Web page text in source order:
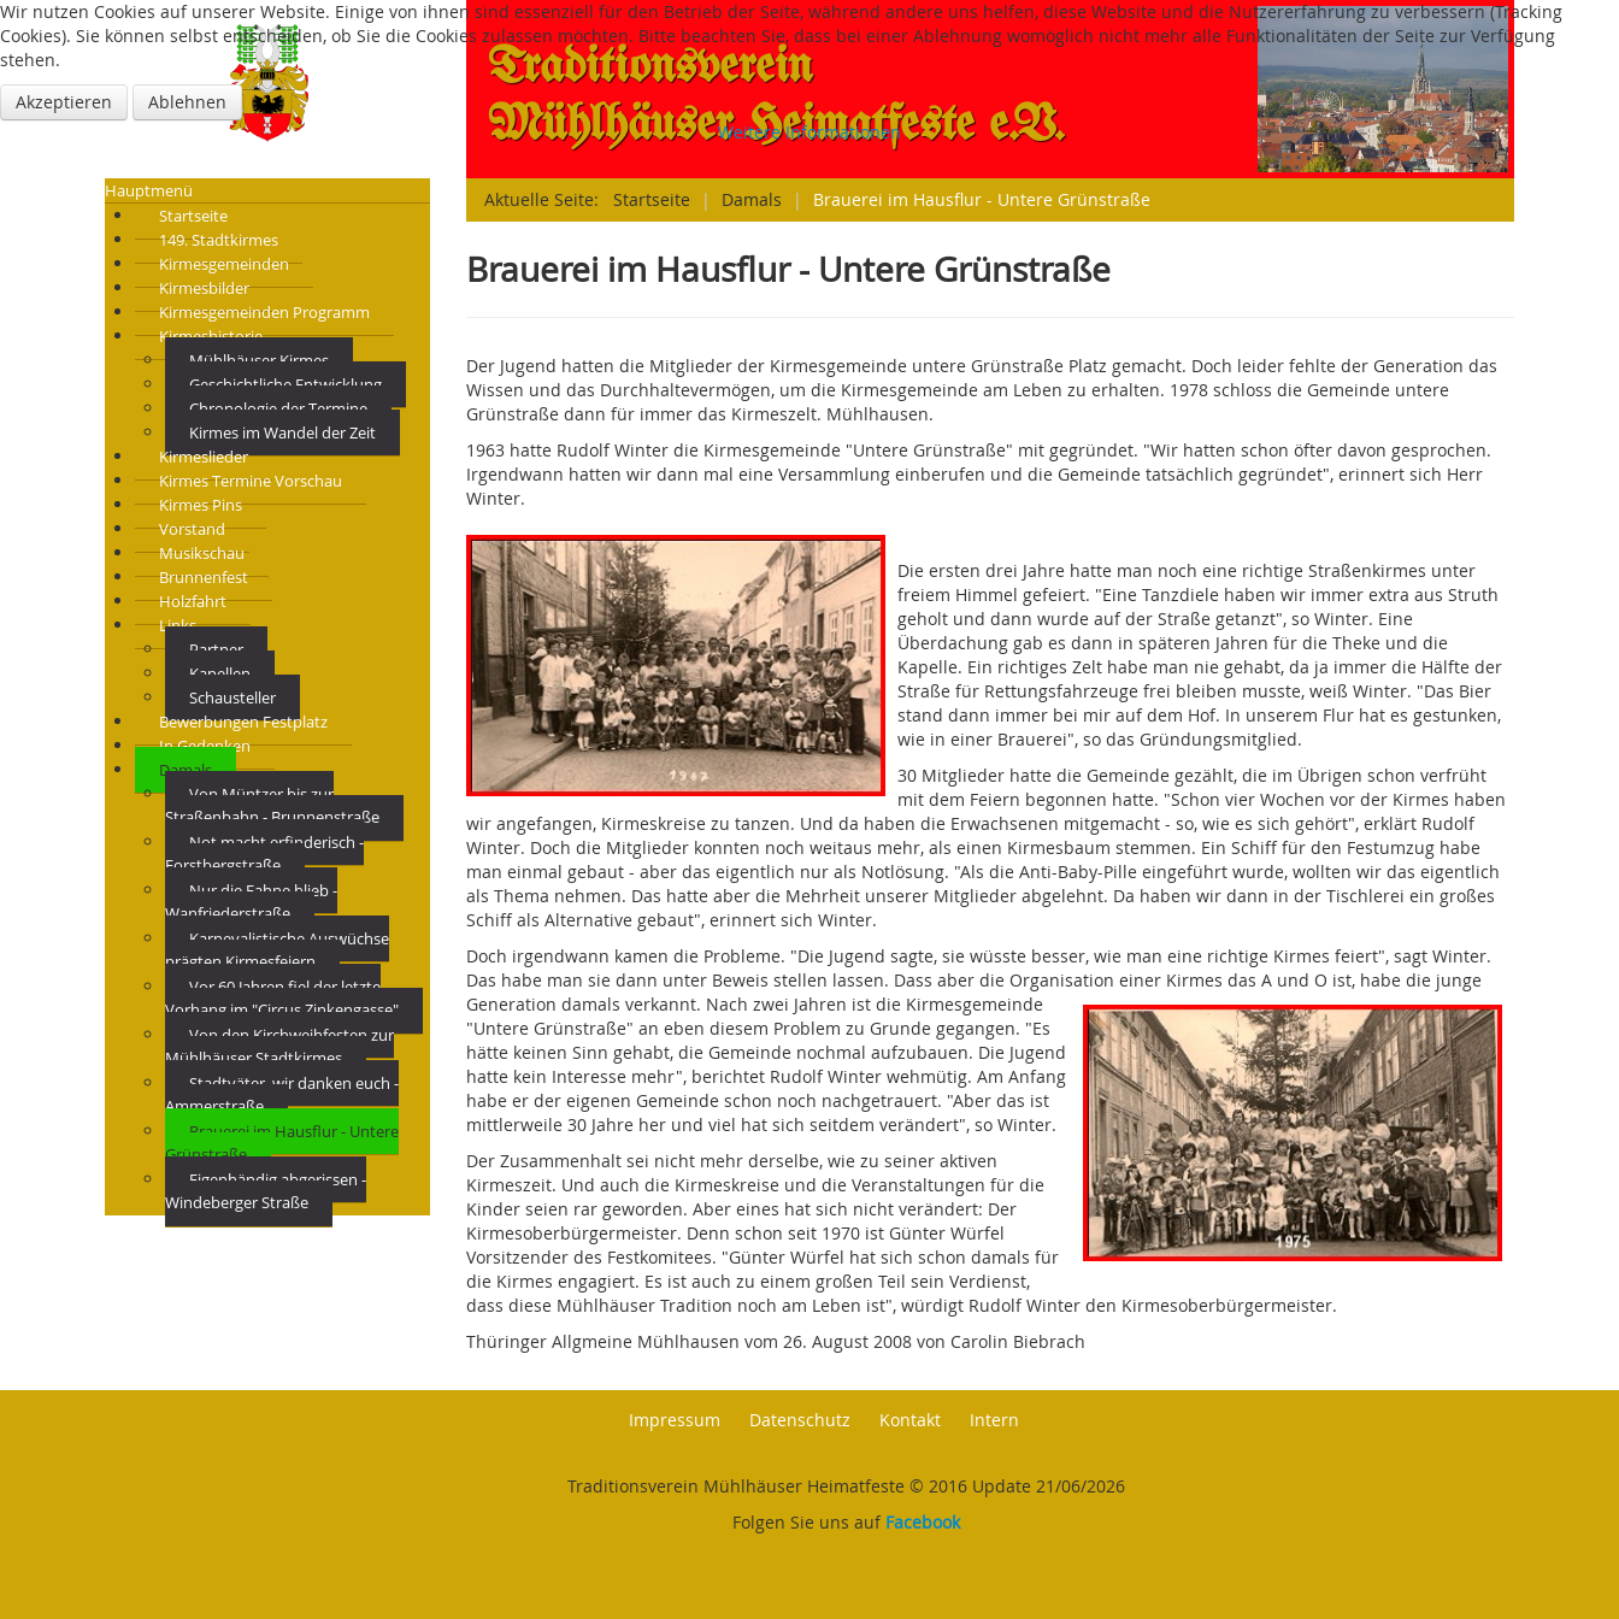
Traditions­verein
Mühlhäuser Heimatfeste e.V.
Hauptmenü
Startseite
149. Stadtkirmes
Kirmesgemeinden
Kirmesbilder
Kirmesgemeinden Programm
Kirmeshistorie
Mühlhäuser Kirmes
Geschichtliche Entwicklung
Chronologie der Termine
Kirmes im Wandel der Zeit
Kirmeslieder
Kirmes Termine Vorschau
Kirmes Pins
Vorstand
Musikschau
Brunnenfest
Holzfahrt
Links
Partner
Kapellen
Schausteller
Bewerbungen Festplatz
In Gedenken
Damals
Von Müntzer bis zur
Straßenbahn - Brunnenstraße
Not macht erfinderisch -
Forstbergstraße
Nur die Fahne blieb -
Wanfriederstraße
Karnevalistische Auswüchse
prägten Kirmesfeiern
Vor 60 Jahren fiel der letzte
Vorhang im "Circus Zinkengasse"
Von den Kirchweihfesten zur
Mühlhäuser Stadtkirmes
Stadtväter, wir danken euch -
Ammerstraße
Brauerei im Hausflur - Untere
Grünstraße
Eigenhändig abgerissen -
Windeberger Straße
Aktuelle Seite: Startseite | Damals | Brauerei im Hausflur - Untere Grünstraße
Brauerei im Hausflur - Untere Grünstraße
Der Jugend hatten die Mitglieder der Kirmesgemeinde untere Grünstraße Platz gemacht. Doch leider fehlte der Generation das
Wissen und das Durchhaltevermögen, um die Kirmesgemeinde am Leben zu erhalten. 1978 schloss die Gemeinde untere
Grünstraße dann für immer das Kirmeszelt. Mühlhausen.
1963 hatte Rudolf Winter die Kirmesgemeinde "Untere Grünstraße" mit gegründet. "Wir hatten schon öfter davon gesprochen.
Irgendwann hatten wir dann mal eine Versammlung einberufen und die Gemeinde tatsächlich gegründet", erinnert sich Herr
Winter.
Die ersten drei Jahre hatte man noch eine richtige Straßenkirmes unter
freiem Himmel gefeiert. "Eine Tanzdiele haben wir immer extra aus Struth
geholt und dann wurde auf der Straße getanzt", so Winter. Eine
Überdachung gab es dann in späteren Jahren für die Theke und die
Kapelle. Ein richtiges Zelt habe man nie gehabt, da ja immer die Hälfte der
Straße für Rettungsfahrzeuge frei bleiben musste, weiß Winter. "Das Bier
stand dann immer bei mir auf dem Hof. In unserem Flur hat es gestunken,
wie in einer Brauerei", so das Gründungsmitglied.
30 Mitglieder hatte die Gemeinde gezählt, die im Übrigen schon verfrüht
mit dem Feiern begonnen hatte. "Schon vier Wochen vor der Kirmes haben
wir angefangen, Kirmeskreise zu tanzen. Und da haben die Erwachsenen mitgemacht - so, wie es sich gehört", erklärt Rudolf
Winter. Doch die Mitglieder konnten noch weitaus mehr, als einen Kirmesbaum stemmen. Ein Schiff für den Festumzug habe
man einmal gebaut - aber das eigentlich nur als Notlösung. "Als die Anti-Baby-Pille eingeführt wurde, wollten wir das eigentlich
als Thema nehmen. Das hatte aber die Mehrheit unserer Mitglieder abgelehnt. Da haben wir dann in der Tischlerei ein großes
Schiff als Alternative gebaut", erinnert sich Winter.
Doch irgendwann kamen die Probleme. "Die Jugend sagte, sie wüsste besser, wie man eine richtige Kirmes feiert", sagt Winter.
Das habe man sie dann unter Beweis stellen lassen. Dass aber die Organisation einer Kirmes das A und O ist, habe die junge
Generation damals verkannt. Nach zwei Jahren ist die Kirmesgemeinde
"Untere Grünstraße" an eben diesem Problem zu Grunde gegangen. "Es
hätte keinen Sinn gehabt, die Gemeinde nochmal aufzubauen. Die Jugend
hatte kein Interesse mehr", berichtet Rudolf Winter wehmütig. Am Anfang
habe er der eigenen Gemeinde schon noch nachgetrauert. "Aber das ist
mittlerweile 30 Jahre her und viel hat sich seitdem verändert", so Winter.
Der Zusammenhalt sei nicht mehr derselbe, wie zu seiner aktiven
Kirmeszeit. Und auch die Kirmeskreise und die Veranstaltungen für die
Kinder seien rar geworden. Aber eines hat sich nicht verändert: Der
Kirmesoberbürgermeister. Denn schon seit 1970 ist Günter Würfel
Vorsitzender des Festkomitees. "Günter Würfel hat sich schon damals für
die Kirmes engagiert. Es ist auch zu einem großen Teil sein Verdienst,
dass diese Mühlhäuser Tradition noch am Leben ist", würdigt Rudolf Winter den Kirmesoberbürgermeister.
Thüringer Allgmeine Mühlhausen vom 26. August 2008 von Carolin Biebrach
Impressum Datenschutz Kontakt Intern
Traditionsverein Mühlhäuser Heimatfeste © 2016 Update 21/06/2026
Folgen Sie uns auf Facebook
Wir nutzen Cookies auf unserer Website. Einige von ihnen sind essenziell für den Betrieb der Seite, während andere uns helfen, diese Website und die Nutzererfahrung zu verbessern (Tracking
Cookies). Sie können selbst entscheiden, ob Sie die Cookies zulassen möchten. Bitte beachten Sie, dass bei einer Ablehnung womöglich nicht mehr alle Funktionalitäten der Seite zur Verfügung
stehen.
Akzeptieren
Ablehnen
Weitere Informationen